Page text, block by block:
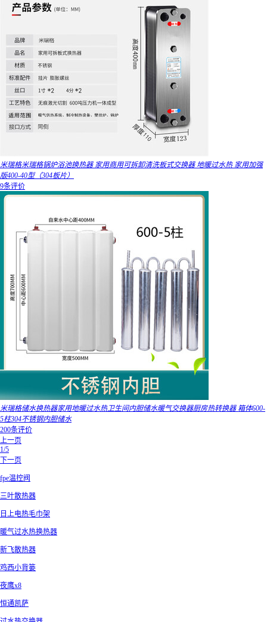
米瑞格米瑞格锅炉浴池换热器 家用商用可拆卸清洗板式交换器 地暖过水热 家用加强
版400-40型（304板片）
9条评价
米瑞格储水换热器家用地暖过水热卫生间内胆储水暖气交换器厨房热转换器 箱体600-
5柱304不锈钢内胆储水
200条评价
上一页
1/5
下一页
fpe温控阀
三叶散热器
日上电热毛巾架
暖气过水热换热器
新飞散热器
鸡西小背篓
夜鹰x8
恒通凯萨